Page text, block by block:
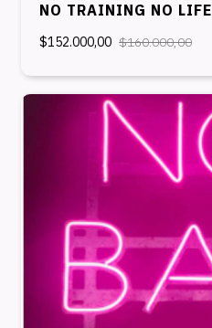
NO TRAINING NO LIFE
$152.000,00 $160.000,00